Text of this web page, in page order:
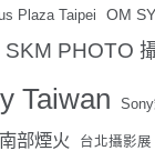
Plaza Taipei OM
SKM PHOTO
Taiwan
南部煙火 台北攝影展